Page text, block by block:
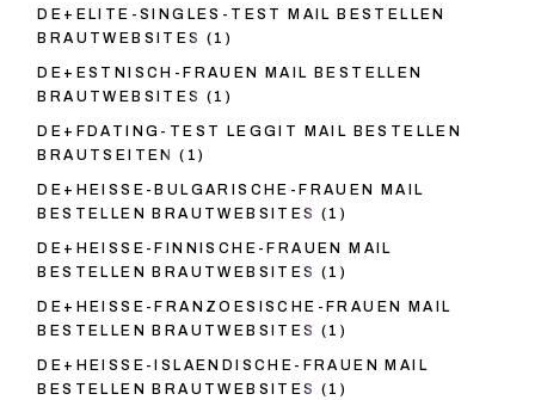
DE+ELITE-SINGLES-TEST MAIL BESTELLEN
BRAUTWEBSITES (1)
DE+ESTNISCH-FRAUEN MAIL BESTELLEN
BRAUTWEBSITES (1)
DE+FDATING-TEST LEGGIT MAIL BESTELLEN
BRAUTSEITEN
(1)
DE+HEISSE-BULGARISCHE-FRAUEN MAIL
BESTELLEN BRAUTWEBSITES (1)
DE+HEISSE-FINNISCHE-FRAUEN MAIL
BESTELLEN BRAUTWEBSITES (1)
DE+HEISSE-FRANZOESISCHE-FRAUEN MAIL
BESTELLEN BRAUTWEBSITES (1)
DE+HEISSE-ISLAENDISCHE-FRAUEN MAIL
BESTELLEN BRAUTWEBSITES (1)